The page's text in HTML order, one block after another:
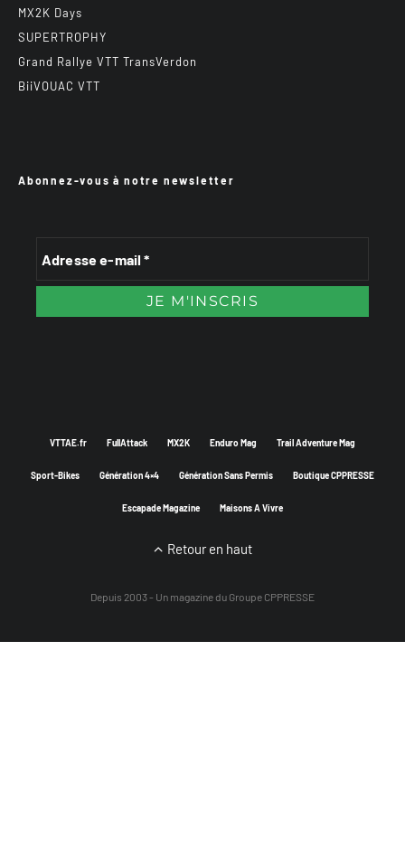
MX2K Days
SUPERTROPHY
Grand Rallye VTT TransVerdon
BiiVOUAC VTT
Abonnez-vous à notre newsletter
VTTAE.fr FullAttack MX2K Enduro Mag Trail Adventure Mag
Sport-Bikes Génération 4×4 Génération Sans Permis Boutique CPPRESSE
Escapade Magazine Maisons A Vivre
Retour en haut
Depuis 2003 - Un magazine du Groupe CPPRESSE